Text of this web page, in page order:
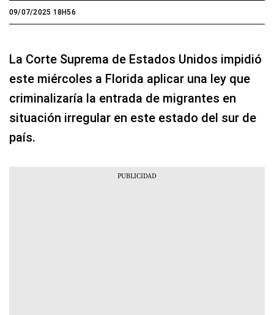
09/07/2025 18H56
La Corte Suprema de Estados Unidos impidió
este miércoles a Florida aplicar una ley que
criminalizaría la entrada de migrantes en
situación irregular en este estado del sur de
país.